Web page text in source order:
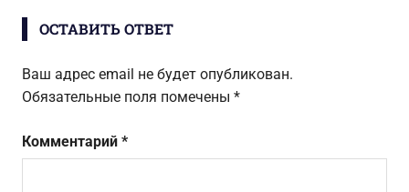
ОСТАВИТЬ ОТВЕТ
Ваш адрес email не будет опубликован.
Обязательные поля помечены *
Комментарий *